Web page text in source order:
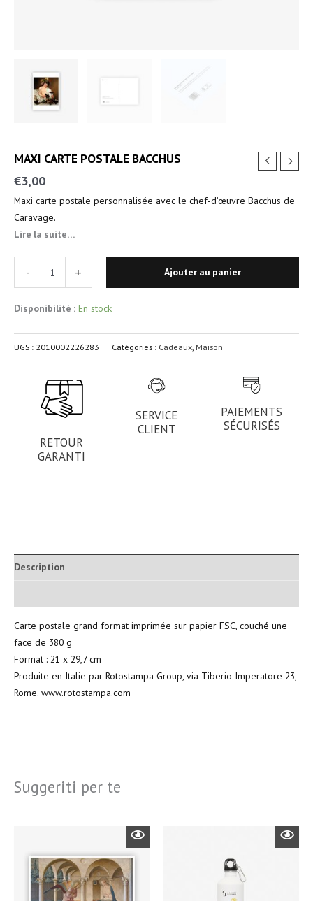
MAXI CARTE POSTALE BACCHUS
€3,00
Maxi carte postale personnalisée avec le chef-d’œuvre Bacchus de
Caravage.
Lire la suite…
Disponibilité : En stock
- + Ajouter au panier
UGS : 2010002226283 Catégories : Cadeaux Maison
RETOUR
GARANTI
SERVICE
CLIENT
PAIEMENTS
SÉCURISÉS
Description
Carte postale grand format imprimée sur papier FSC, couché une
face de 380 g
Format : 21 x 29,7 cm
Produite en Italie par Rotostampa Group, via Tiberio Imperatore 23,
Rome. www.rotostampa.com
Suggeriti per te